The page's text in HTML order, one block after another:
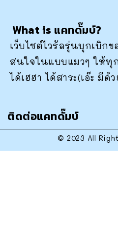
What is แคทดั๊มบ์?
เว็บไซต์ไวรัลรุ่นบุกเบิกข
สนใจในแบบแมวๆ ให้ทุ
ได้เฮฮา ได้สาระ(เอ๊ะ มีด้
ติดต่อแคทดั๊มบ์
© 2023 All